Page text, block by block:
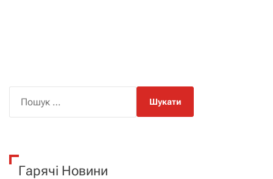
к
Гарячі Новини